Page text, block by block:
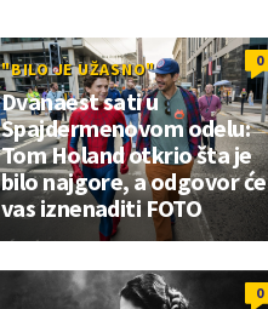
0
"BILO JE UŽASNO"
Dvanaest sati u
Spajdermenovom odelu:
Tom Holand otkrio šta je
bilo najgore, a odgovor će
vas iznenaditi FOTO
0